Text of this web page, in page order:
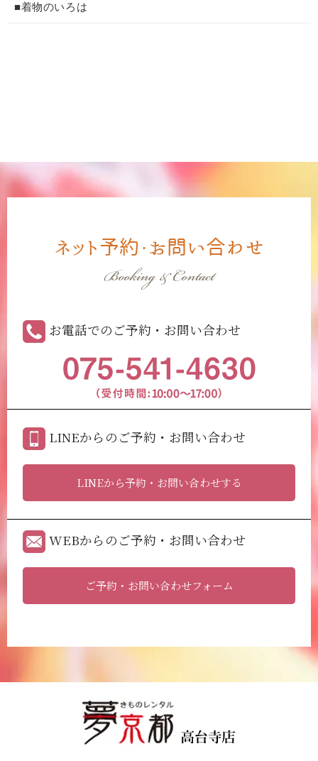
■着物のいろは
ネット予約・お問い合わせ
Booking & Contact
お電話でのご予約・お問い合わせ
LINEからのご予約・お問い合わせ
LINEから予約・お問い合わせする
WEBからのご予約・お問い合わせ
ご予約・お問い合わせフォーム